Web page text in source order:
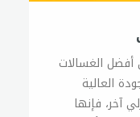
الغسالات
العالية
آخر، فإنها